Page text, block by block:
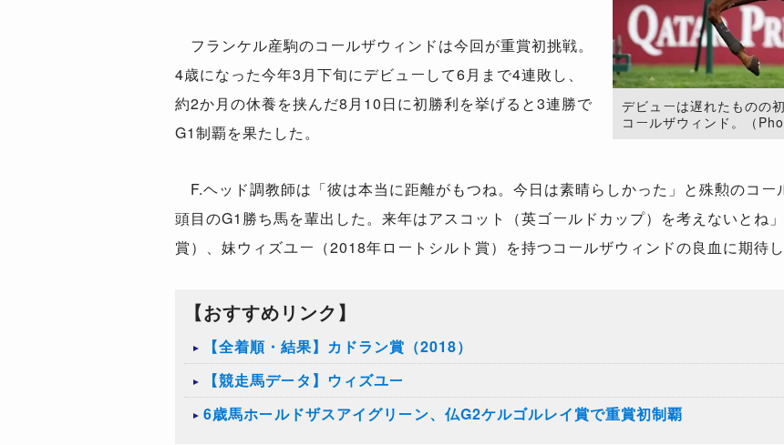
デビューは遅れたものの
コールザウィンド。（
フランケル産駒のコールザウィンドは今回が重賞初挑戦。
4歳になった今年3月下旬にデビューして6月まで4連敗し、
約2か月の休養を挟んだ8月10日に初勝利を挙げると3連勝で
G1制覇を果たした。
F.ヘッド調教師は「彼は本当に距離がもつね。今日は素晴らしかった」と殊勲のコ
頭目のG1勝ち馬を輩出した。来年はアスコット（英ゴールドカップ）を考えないとね
賞）、妹ウィズユー（2018年ロートシルト賞）を持つコールザウィンドの良血に期待し
【おすすめリンク】
【全着順・結果】カドラン賞（2018）
【競走馬データ】ウィズユー
6歳馬ホールドザスアイグリーン、仏G2ケルゴルレイ賞で重賞初制覇